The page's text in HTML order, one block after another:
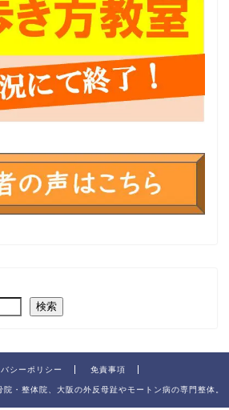
検索
シーポリシー 免責事項
・整体院、大阪の外反母趾やモートン病の専門整体。